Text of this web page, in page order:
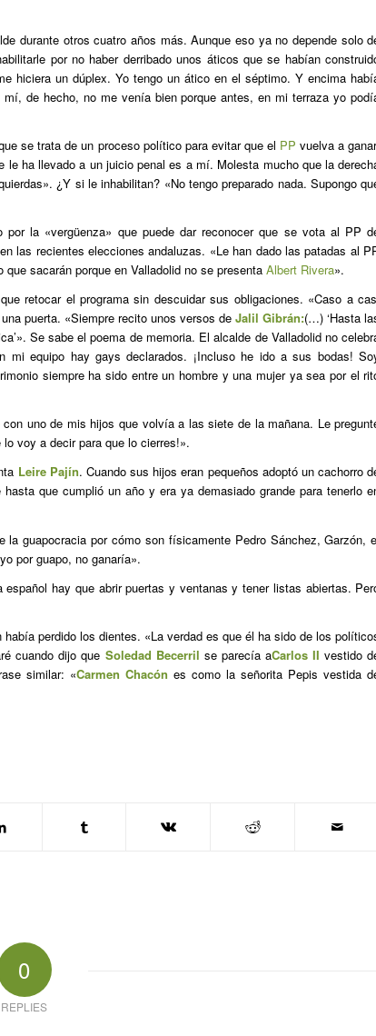
durante otros cuatro años más. Aunque eso ya no depende solo
por no haber derribado unos áticos que se habían
hiciera un dúplex. Yo tengo un ático en el séptimo. Y encima
de hecho, no me venía bien porque antes, en mi terraza yo
se trata de un proceso político para evitar que el PPvuelva a
ha llevado a un juicio penal es a mí. Molesta mucho que la
¿Y si le inhabilitan? «No tengo preparado nada. Supongo
la «vergüenza» que puede dar reconocer que se vota al PP
las recientes elecciones andaluzas. «Le han dado las patadas al
que sacarán porque en Valladolid no se presenta Albert Rivera».
retocar el programa sin descuidar sus obligaciones. «Caso a
puerta. «Siempre recito unos versos deJalil Gibrán:(…) ‘Hasta
Se sabe el poema de memoria. El alcalde de Valladolid no
mi equipo hay gays declarados. ¡Incluso he ido a sus bodas!
siempre ha sido entre un hombre y una mujer ya sea por el
uno de mis hijos que volvía a las siete de la mañana. Le
voy a decir para que lo cierres!».
Leire Pajín. Cuando sus hijos eran pequeños adoptó un cachorro
que cumplió un año y era ya demasiado grande para tenerlo
guapocracia por cómo son físicamente Pedro Sánchez, Garzón,
por guapo, no ganaría».
hay que abrir puertas y ventanas y tener listas abiertas.
perdido los dientes. «La verdad es que él ha sido de los
cuando dijo que Soledad Becerril se parecía aCarlos II vestido
similar: «Carmen Chacón es como la señorita Pepis vestida
0
REPLIES